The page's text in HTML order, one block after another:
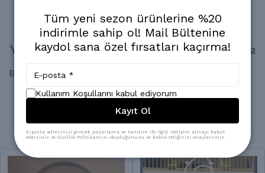
Yorumlar Yorum Yap
Bu ürün için henüz yorum yapılmamış.
Benzer Ürünler
Tüm yeni sezon ürünlerine %20
indirimle sahip ol! Mail Bültenine
kaydol sana özel fırsatları kaçırma!
Kullanım Koşullarını kabul ediyorum
Kayıt Ol
E-posta adresinizi girerek pazarlama ve tanıtım ile ilgili iletişim almayı kabul
edersiniz ve Gizlilik Politikamızı okuduğunuzu ve kabul ettiğinizi onaylarsınız.